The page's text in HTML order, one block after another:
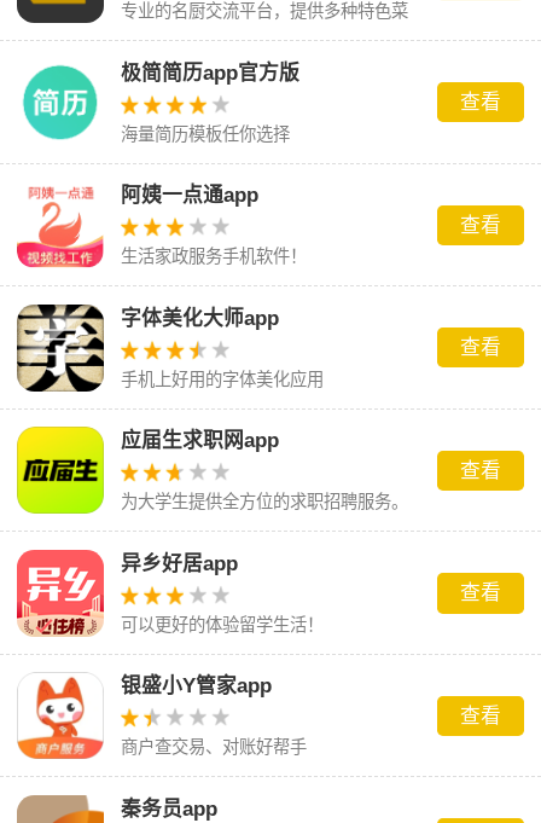
专业的名厨交流平台，提供多种特色菜
品。
极简简历app官方版
海量简历模板任你选择
查看
阿姨一点通app
生活家政服务手机软件！
查看
字体美化大师app
手机上好用的字体美化应用
查看
应届生求职网app
为大学生提供全方位的求职招聘服务。
查看
异乡好居app
可以更好的体验留学生活！
查看
银盛小Y管家app
商户查交易、对账好帮手
查看
秦务员app